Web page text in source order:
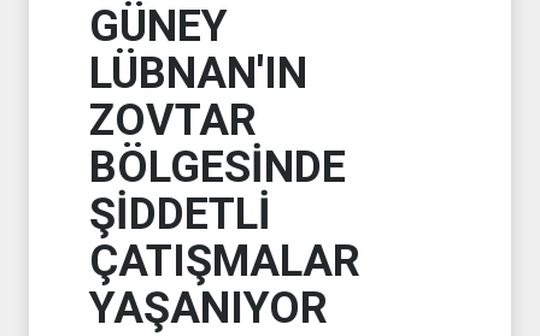
GÜNEY
LÜBNAN'IN
ZOVTAR
BÖLGESİNDE
ŞİDDETLİ
ÇATIŞMALAR
YAŞANIYOR